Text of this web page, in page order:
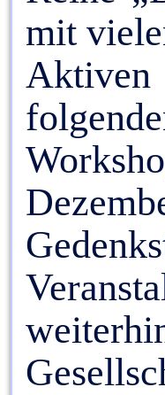
mit
Aktiven